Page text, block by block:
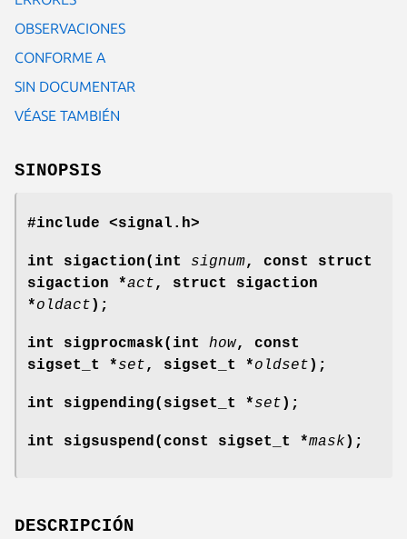
OBSERVACIONES
CONFORME A
SIN DOCUMENTAR
VÉASE TAMBIÉN
SINOPSIS
#include <signal.h>
int sigaction(int signum, const struct
sigaction *act,
struct sigaction
*oldact );
int sigprocmask(int how, const
sigset_t *set, sigset_t *oldset );
int sigpending(sigset_t *set );
int sigsuspend(const sigset_t *mask );
DESCRIPCIÓN